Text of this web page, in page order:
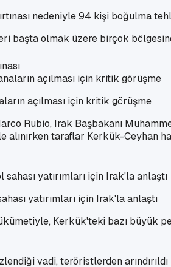
nedeniyle 94 kişi boğulma
başta olmak üzere birçok
açılması için kritik görüşme
Rubio, Irak Başbakanı
alınırken taraflar Kerkük-Ceyhan
yatırımları için Irak'la anlaştı
Kerkük'teki bazı büyük